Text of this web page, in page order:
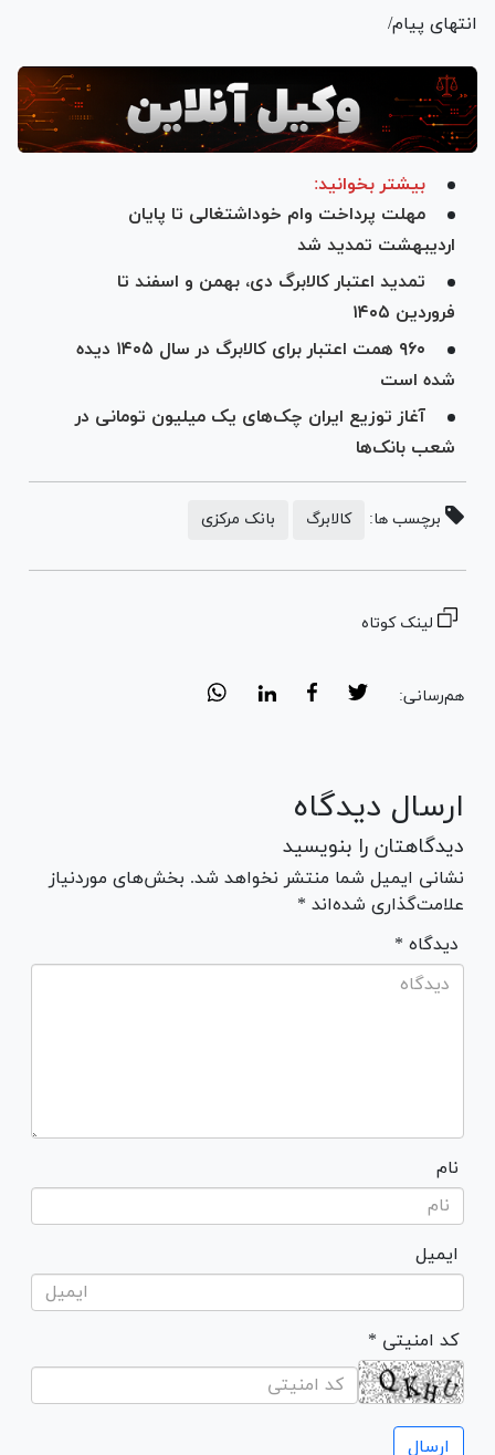
انتهای پیام/
بیشتر بخوانید:
مهلت پرداخت وام خوداشتغالی تا پایان
اردیبهشت تمدید شد
تمدید اعتبار کالابرگ دی، بهمن و اسفند تا
فروردین ۱۴۰۵
۹۶۰ همت اعتبار برای کالابرگ در سال ۱۴۰۵ دیده
شده است
آغاز توزیع ایران چک‌های یک میلیون تومانی در
شعب بانک‌ها
برچسب ها: کالابرگ بانک مرکزی
لینک کوتاه
هم‌رسانی:
ارسال دیدگاه
دیدگاهتان را بنویسید
نشانی ایمیل شما منتشر نخواهد شد. بخش‌های موردنیاز
علامت‌گذاری شده‌اند *
* دیدگاه
نام
ایمیل
* کد امنیتی